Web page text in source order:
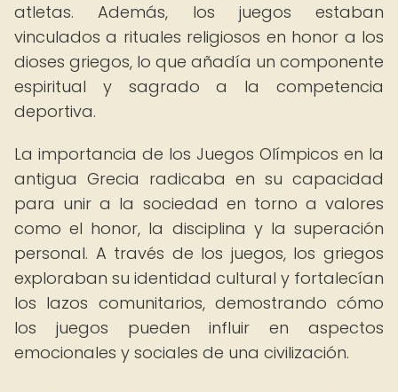
atletas. Además, los juegos estaban
vinculados a rituales religiosos en honor a los
dioses griegos, lo que añadía un componente
espiritual y sagrado a la competencia
deportiva.
La importancia de los Juegos Olímpicos en la
antigua Grecia radicaba en su capacidad
para unir a la sociedad en torno a valores
como el honor, la disciplina y la superación
personal. A través de los juegos, los griegos
exploraban su identidad cultural y fortalecían
los lazos comunitarios, demostrando cómo
los juegos pueden influir en aspectos
emocionales y sociales de una civilización.